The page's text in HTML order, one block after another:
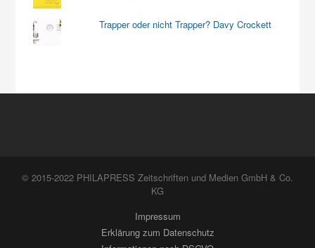
Trapper oder nicht Trapper? Davy Crockett
© 2015-2022 PHILAPRESS Zeitschriften und Medien GmbH & Co.
KG
Impressum
Erklärung zum Datenschutz